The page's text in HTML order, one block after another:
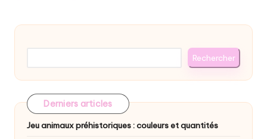
Rechercher
Rechercher
Derniers articles
Jeu animaux préhistoriques : couleurs et quantités